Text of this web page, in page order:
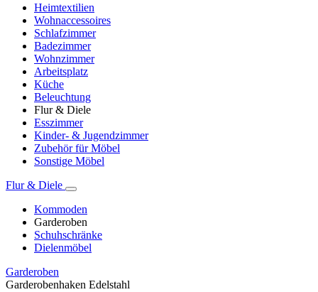
Heimtextilien
Wohnaccessoires
Schlafzimmer
Badezimmer
Wohnzimmer
Arbeitsplatz
Küche
Beleuchtung
Flur & Diele
Esszimmer
Kinder- & Jugendzimmer
Zubehör für Möbel
Sonstige Möbel
Flur & Diele
Kommoden
Garderoben
Schuhschränke
Dielenmöbel
Garderoben
Garderobenhaken Edelstahl